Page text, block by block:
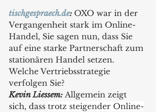
tischgespraech.de: OXO war in der
Vergangenheit stark im Online-
Handel, Sie sagen nun, dass Sie
auf eine starke Partnerschaft zum
stationären Handel setzen.
Welche Vertriebsstrategie
verfolgen Sie?
Kevin Liessem: Allgemein zeigt
sich, dass trotz steigender Online-